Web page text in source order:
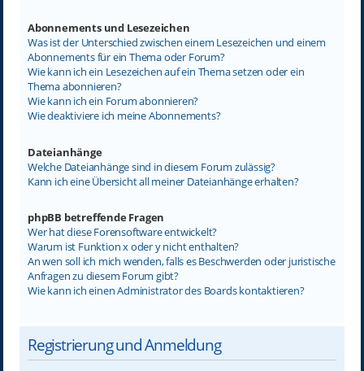
Abonnements und Lesezeichen
Was ist der Unterschied zwischen einem Lesezeichen und einem
Abonnements für ein Thema oder Forum?
Wie kann ich ein Lesezeichen auf ein Thema setzen oder ein
Thema abonnieren?
Wie kann ich ein Forum abonnieren?
Wie deaktiviere ich meine Abonnements?
Dateianhänge
Welche Dateianhänge sind in diesem Forum zulässig?
Kann ich eine Übersicht all meiner Dateianhänge erhalten?
phpBB betreffende Fragen
Wer hat diese Forensoftware entwickelt?
Warum ist Funktion x oder y nicht enthalten?
An wen soll ich mich wenden, falls es Beschwerden oder juristische
Anfragen zu diesem Forum gibt?
Wie kann ich einen Administrator des Boards kontaktieren?
Registrierung und Anmeldung